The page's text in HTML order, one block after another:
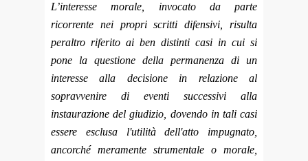
L’interesse morale, invocato da parte
ricorrente nei propri scritti difensivi, risulta
peraltro riferito ai ben distinti casi in cui si
pone la questione della permanenza di un
interesse alla decisione in relazione al
sopravvenire di eventi successivi alla
instaurazione del giudizio, dovendo in tali casi
essere esclusa l'utilità dell'atto impugnato,
ancorché meramente strumentale o morale,